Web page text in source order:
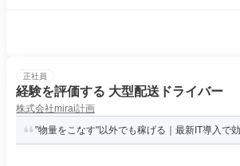
正社員
経験を評価する 大型配送ドライバー
株式会社mirai計画
"物量をこなす"以外でも稼げる｜最新IT導入で効